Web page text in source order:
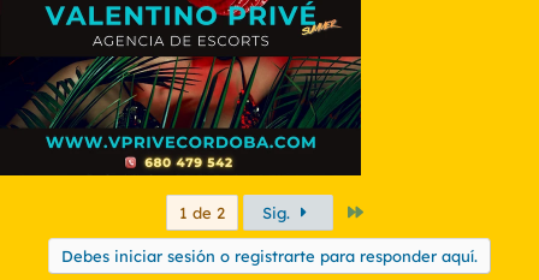
1 de 2 Sig.
Debes iniciar sesión o registrarte para responder aquí.